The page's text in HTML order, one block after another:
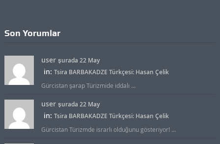
Son Yorumlar
user şurada 22 May
in: Tsira BARBAKADZE Türkçesi: Hasan Çelik
Gürcistan şarap Türizmide iddalı ...
user şurada 22 May
in: Tsira BARBAKADZE Türkçesi: Hasan Çelik
Gürcistan Türizmde israrlı olduğunu gösteriyor! ...